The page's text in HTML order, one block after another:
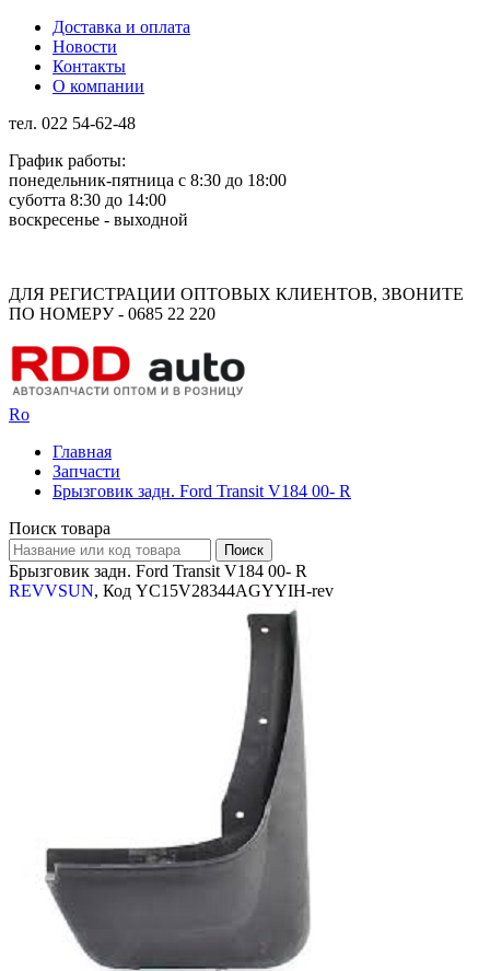
Доставка и оплата
Новости
Контакты
О компании
тел. 022 54-62-48
График работы:
понедельник-пятница с 8:30 до 18:00
суботта 8:30 до 14:00
воскресенье - выходной
ДЛЯ РЕГИСТРАЦИИ ОПТОВЫХ КЛИЕНТОВ, ЗВОНИТЕ
ПО НОМЕРУ - 0685 22 220
Ro
Главная
Запчасти
Брызговик задн. Ford Transit V184 00- R
Поиск товара
Брызговик задн. Ford Transit V184 00- R
REVVSUN, Код YC15V28344AGYYIH-rev